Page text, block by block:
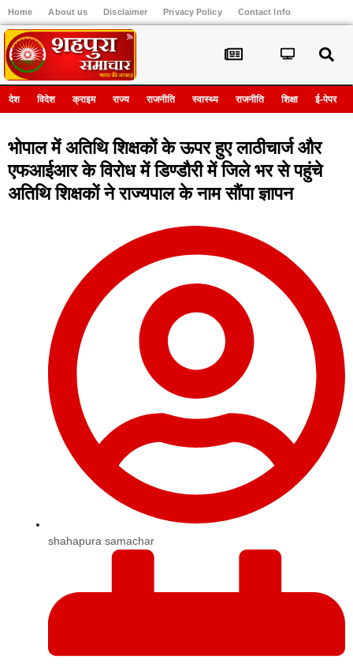
Home About us Disclaimer Privacy Policy Contact Info
देश विदेश क्राइम राज्य राजनीति स्वास्थ्य राजनीति शिक्षा ई-पेपर
भोपाल में अतिथि शिक्षकों के ऊपर हुए लाठीचार्ज और
एफआईआर के विरोध में डिण्डौरी में जिले भर से पहुंचे
अतिथि शिक्षकों ने राज्यपाल के नाम सौंपा ज्ञापन
shahapura samachar